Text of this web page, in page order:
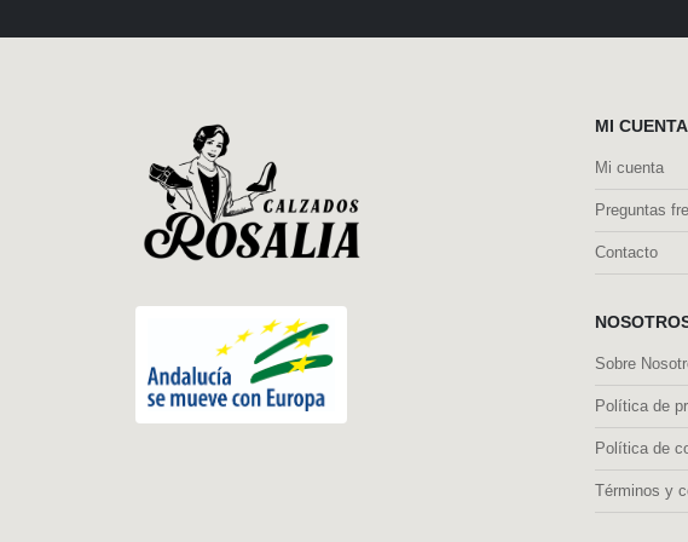
MI CUENTA
Mi cuenta
Preguntas
Contacto
Sobre
Política de
Política de
Términos y